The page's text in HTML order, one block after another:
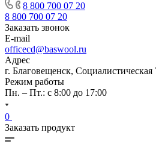
8 800 700 07 20
8 800 700 07 20
Заказать звонок
E-mail
officecd@baswool.ru
Адрес
г. Благовещенск, Социалистическая
Режим работы
Пн. – Пт.: с 8:00 до 17:00
0
Заказать продукт